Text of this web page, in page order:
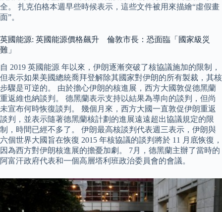
全。 扎克伯格本週早些時候表示，這些文件被用來描繪“虛假畫
面”。
英國能源: 英國能源價格飆升 倫敦市長：恐面臨「國家級災
難」
自 2019 英國能源 年以來，伊朗逐漸突破了核協議施加的限制，
但表示如果美國總統喬拜登解除其國家對伊朗的所有製裁，其核
步驟是可逆的。 由於擔心伊朗的核進展，西方大國敦促德黑蘭
重返維也納談判。 德黑蘭表示支持以結果為導向的談判，但尚
未宣布何時恢復談判。 幾個月來，西方大國一直敦促伊朗重返
談判，並表示隨著德黑蘭核計劃的進展遠遠超出協議規定的限
制，時間已經不多了。 伊朗最高核談判代表週三表示，伊朗與
六個世界大國旨在恢復 2015 年核協議的談判將於 11 月底恢復，
因為西方對伊朗核進展的擔憂加劇。 7月，德黑蘭主辦了當時的
阿富汗政府代表和一個高層塔利班政治委員會的會議。